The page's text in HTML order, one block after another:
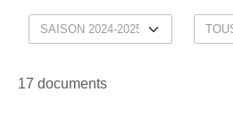
17 documents